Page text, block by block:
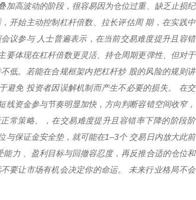
加高波动的阶段，很容易因为仓位过重、缺乏止损纪
开始主动控制杠杆倍数、拉长评估周 期，在实践中
议参与 人士普遍表示，在当前交易难度提升且容错
要体现在杠杆倍数更灵活、持仓周期更弹性、但对于
低。若能在合规框架内把杠杆炒 股的风险的规则讲
避免 投资者因误解机制而产生不必要的损失。 在交
资金参与节奏明显加快，方向判断容错空间收窄，
常策略。，在交易难度提升且容错率下降的阶段阶
与保证金安全垫，就可能在1–3个 交易日内放大此前
力 、盈利目标与回撤容忍度，再反推合适的仓位和
要让市场有机会决定你的命运。 未来行业格局不会